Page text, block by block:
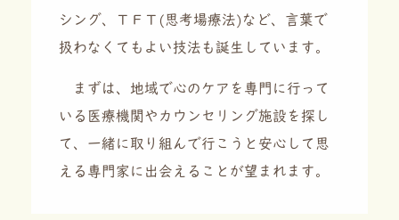
シング、ＴＦＴ(思考場療法)など、言葉で
扱わなくてもよい技法も誕生しています。
まずは、地域で心のケアを専門に行って
いる医療機関やカウンセリング施設を探し
て、一緒に取り組んで行こうと安心して思
える専門家に出会えることが望まれます。